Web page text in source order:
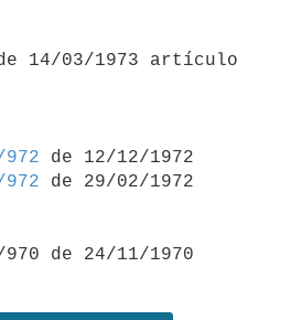
972 de 12/12/1972
972 de 29/02/1972
de 24/11/1970